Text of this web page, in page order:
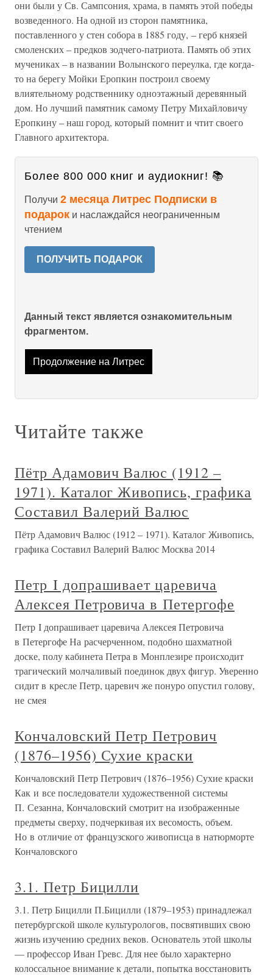
они были у Св. Сампсония, храма, в память этой победы
возведенного. На одной из сторон памятника,
поставленного у стен собора в 1885 году, – герб князей
смоленских – предков зодчего-патриота. Память об этих
мучениках – в названии Волынского переулка, где когда-
то на берегу Мойки Еропкин построил своему
влиятельному родственнику одноэтажный деревянный
дом. Но лучший памятник самому Петру Михайловичу
Еропкину – наш город, который помнит и чтит своего
Главного архитектора.
Более 800 000 книг и аудиокниг! 📚
Получи 2 месяца Литрес Подписки в
подарок и наслаждайся неограниченным
чтением
ПОЛУЧИТЬ ПОДАРОК
Данный текст является ознакомительным
фрагментом.
Продолжение на Литрес
Читайте также
Пётр Адамович Валюс (1912 –
1971). Каталог Живопись, графика
Составил Валерий Валюс
Пётр Адамович Валюс (1912 – 1971). Каталог Живопись,
графика Составил Валерий Валюс Москва 2014
Петр I допрашивает царевича
Алексея Петровича в Петергофе
Петр I допрашивает царевича Алексея Петровича
в Петергофе На расчерченном, подобно шахматной
доске, полу кабинета Петра в Монплезире происходит
трагический молчаливый поединок двух фигур. Уверенно
сидит в кресле Петр, царевич же понуро опустил голову,
не смея
Кончаловский Петр Петрович
(1876–1956) Сухие краски
Кончаловский Петр Петрович (1876–1956) Сухие краски
Как и все последователи художественной системы
П. Сезанна, Кончаловский смотрит на изображенные
предметы сверху, подчеркивая их весомость, объем.
Но в отличие от французского живописца в натюрморте
Кончаловского
3.1. Петр Бицилли
3.1. Петр Бицилли П.Бицилли (1879–1953) принадлежал
петербургской школе культурологов, посвятивших свою
жизнь изучению средних веков. Основатель этой школы
— профессор Иван Гревс. Для нее было характерно
колоссальное внимание к детали, попытка восстановить